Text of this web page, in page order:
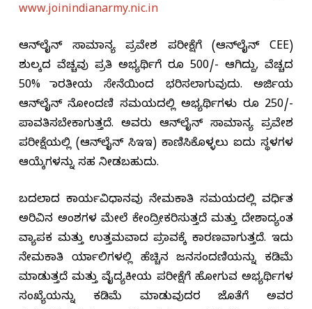
www.joinindianarmy.nic.in
ಆನ್‌ಲೈನ್ ಸಾಮಾನ್ಯ ಪ್ರವೇಶ ಪರೀಕ್ಷೆಗೆ (ಆನ್‌ಲೈನ್ CEE)
ಶುಲ್ಕದ ವೆಚ್ಚವು ಪ್ರತಿ ಅಭ್ಯರ್ಥಿಗೆ ರೂ 500/- ಆಗಿದ್ದು, ವೆಚ್ಚದ
50% ಭಾರತೀಯ ಸೇನೆಯಿಂದ ಭರಿಸಲಾಗುವುದು. ಅರ್ಜಿಯ
ಆನ್‌ಲೈನ್ ನೋಂದಣಿ ಸಮಯದಲ್ಲಿ ಅಭ್ಯರ್ಥಿಗಳು ರೂ 250/-
ಪಾವತಿಸಬೇಕಾಗುತ್ತದೆ. ಅವರು ಆನ್‌ಲೈನ್ ಸಾಮಾನ್ಯ ಪ್ರವೇಶ
ಪರೀಕ್ಷೆಯಲ್ಲಿ (ಆನ್‌ಲೈನ್ ಸಿಇಇ) ಕಾಣಿಸಿಕೊಳ್ಳಲು ಐದು ಸ್ಥಳಗಳ
ಆಯ್ಕೆಗಳನ್ನು ಸಹ ನೀಡಬಹುದು.
ಬದಲಾದ ಕಾರ್ಯವಿಧಾನವು ನೇಮಕಾತಿ ಸಮಯದಲ್ಲಿ ವರ್ಧಿತ
ಅರಿವಿನ ಅಂಶಗಳ ಮೇಲೆ ಕೇಂದ್ರೀಕರಿಸುತ್ತದೆ ಮತ್ತು ದೇಶಾದ್ಯಂತ
ವ್ಯಾಪಕ ಮತ್ತು ಉತ್ತಮವಾದ ಪ್ರಭಾವಕ್ಕೆ ಕಾರಣವಾಗುತ್ತದೆ. ಇದು
ನೇಮಕಾತಿ ರ್ಯಾಲಿಗಳಲ್ಲಿ ಹೆಚ್ಚಿನ ಜನಸಂದಣಿಯನ್ನು ಕಡಿಮೆ
ಮಾಡುತ್ತದೆ ಮತ್ತು ವೈದ್ಯಕೀಯ ಪರೀಕ್ಷೆಗೆ ಹೋಗುವ ಅಭ್ಯರ್ಥಿಗಳ
ಸಂಖ್ಯೆಯನ್ನು ಕಡಿಮೆ ಮಾಡುವುದರ ಜೊತೆಗೆ ಅವರ